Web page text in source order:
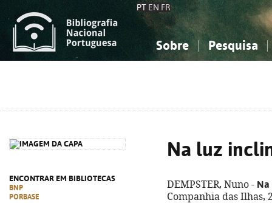
PT EN FR
Sobre Pesquisa
ENCONTRAR EM BIBLIOTECAS
BNP
PORBASE
Na luz
DEMPSTER, Nuno -
Companhia das Ilhas,